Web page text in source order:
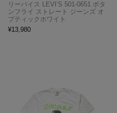
リーバイス LEVI’S 501-0651 ボタ
ンフライ ストレート ジーンズ オ
プティックホワイト
¥13,980